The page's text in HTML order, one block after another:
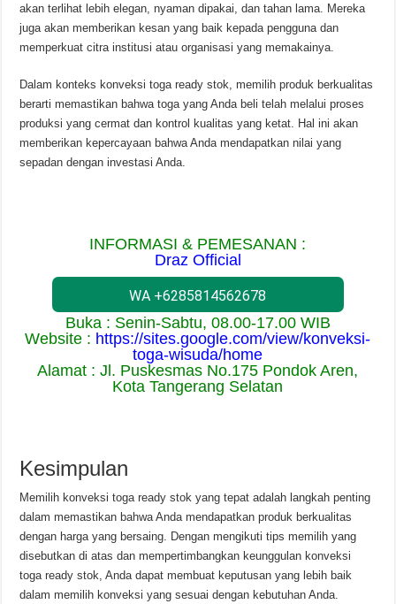
akan terlihat lebih elegan, nyaman dipakai, dan tahan lama. Mereka
juga akan memberikan kesan yang baik kepada pengguna dan
memperkuat citra institusi atau organisasi yang memakainya.
Dalam konteks konveksi toga ready stok, memilih produk berkualitas
berarti memastikan bahwa toga yang Anda beli telah melalui proses
produksi yang cermat dan kontrol kualitas yang ketat. Hal ini akan
memberikan kepercayaan bahwa Anda mendapatkan nilai yang
sepadan dengan investasi Anda.
INFORMASI & PEMESANAN :
Draz Official
WA +6285814562678
Buka : Senin-Sabtu, 08.00-17.00 WIB
Website : https://sites.google.com/view/konveksi-
toga-wisuda/home
Alamat : Jl. Puskesmas No.175 Pondok Aren,
Kota Tangerang Selatan
Kesimpulan
Memilih konveksi toga ready stok yang tepat adalah langkah penting
dalam memastikan bahwa Anda mendapatkan produk berkualitas
dengan harga yang bersaing. Dengan mengikuti tips memilih yang
disebutkan di atas dan mempertimbangkan keunggulan konveksi
toga ready stok, Anda dapat membuat keputusan yang lebih baik
dalam memilih konveksi yang sesuai dengan kebutuhan Anda.